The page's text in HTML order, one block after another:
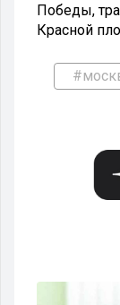
Победы,
Красной